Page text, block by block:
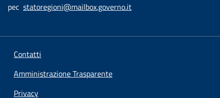
pec statoregioni@mailbox.governo.it
Contatti
Amministrazione Trasparente
Privacy